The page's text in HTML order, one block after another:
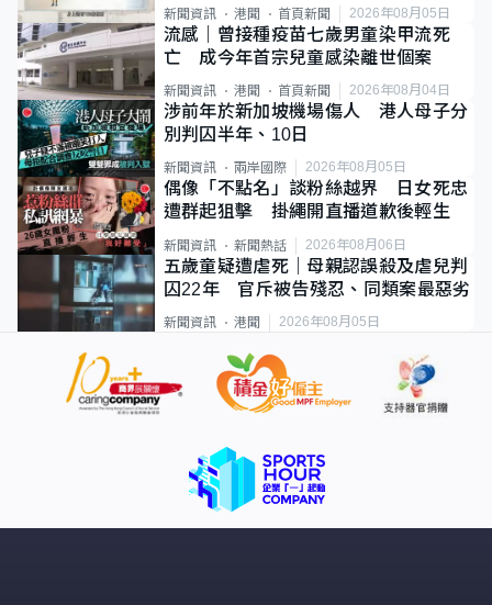
類案最惡劣
新聞資訊 港聞 首頁新聞 2026年08月05日
流感｜曾接種疫苗七歲男童染甲流死
亡 成今年首宗兒童感染離世個案
新聞資訊 港聞 首頁新聞 2026年08月04日
涉前年於新加坡機場傷人 港人母子分
別判囚半年、10日
新聞資訊 兩岸國際 2026年08月05日
偶像「不點名」談粉絲越界 日女死忠
遭群起狙擊 掛繩開直播道歉後輕生
新聞資訊 新聞熱話 2026年08月06日
五歲童疑遭虐死｜母親認誤殺及虐兒判
囚22年 官斥被告殘忍、同類案最惡劣
新聞資訊 港聞 2026年08月05日